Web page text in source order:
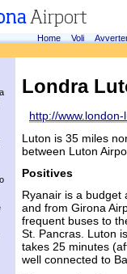
Home Voli
Londra
http://
Luton is 35 miles
between Luton
Positives
Ryanair is a budget
and from Girona
frequent buses to
St. Pancras. Luton
takes 25 minutes
well connected to